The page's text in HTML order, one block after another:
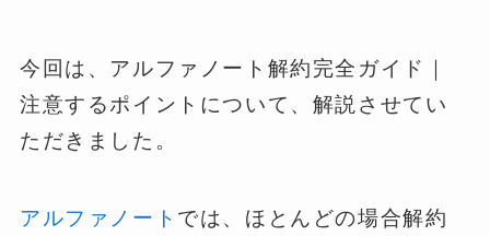
今回は、アルファノート解約完全ガイド｜
注意するポイントについて、解説させてい
ただきました。
アルファノート では、ほとんどの場合解約